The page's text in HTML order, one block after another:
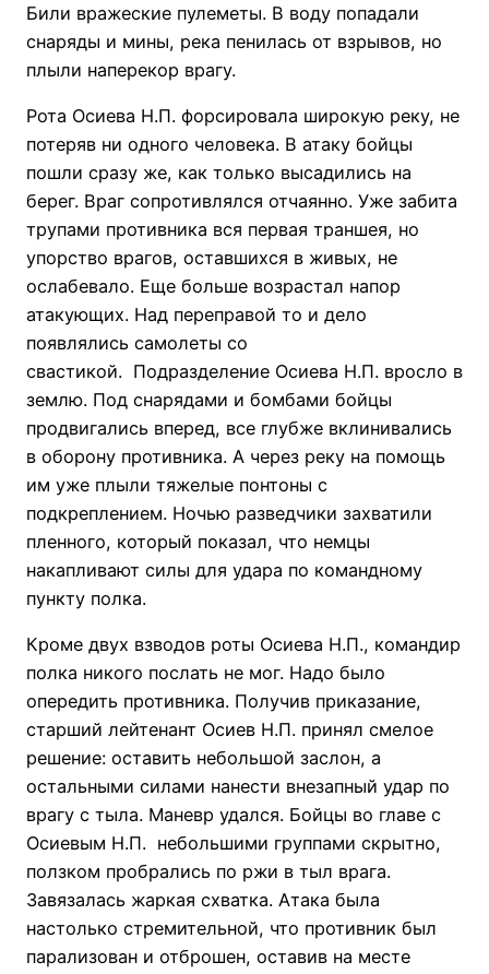
Били вражеские пулеметы. В воду попадали
снаряды и мины, река пенилась от взрывов, но
плыли наперекор врагу.
Рота Осиева Н.П. форсировала широкую реку, не
потеряв ни одного человека. В атаку бойцы
пошли сразу же, как только высадились на
берег. Враг сопротивлялся отчаянно. Уже забита
трупами противника вся первая траншея, но
упорство врагов, оставшихся в живых, не
ослабевало. Еще больше возрастал напор
атакующих. Над переправой то и дело
появлялись самолеты со
свастикой. Подразделение Осиева Н.П. вросло в
землю. Под снарядами и бомбами бойцы
продвигались вперед, все глубже вклинивались
в оборону противника. А через реку на помощь
им уже плыли тяжелые понтоны с
подкреплением. Ночью разведчики захватили
пленного, который показал, что немцы
накапливают силы для удара по командному
пункту полка.
Кроме двух взводов роты Осиева Н.П., командир
полка никого послать не мог. Надо было
опередить противника. Получив приказание,
старший лейтенант Осиев Н.П. принял смелое
решение: оставить небольшой заслон, а
остальными силами нанести внезапный удар по
врагу с тыла. Маневр удался. Бойцы во главе с
Осиевым Н.П. небольшими группами скрытно,
ползком пробрались по ржи в тыл врага.
Завязалась жаркая схватка. Атака была
настолько стремительной, что противник был
парализован и отброшен, оставив на месте